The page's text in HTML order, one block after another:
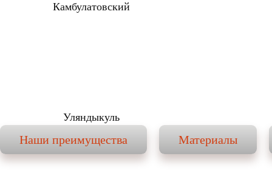
Камбулатовский
Уляндыкуль
Наши преимущества Материалы